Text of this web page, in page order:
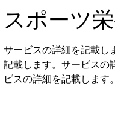
スポーツ
サービスの詳細を記載し
記載します。サービスの
ビスの詳細を記載します。